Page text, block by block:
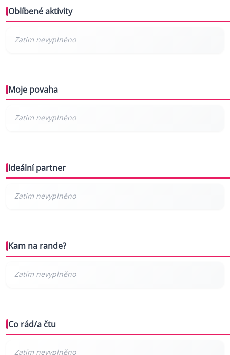
Oblíbené aktivity
Moje povaha
Ideální partner
Kam na rande?
Co rád/a čtu